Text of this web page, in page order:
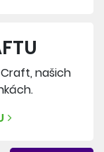
našich